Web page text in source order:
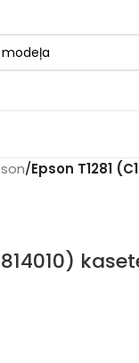
/Epson T1281